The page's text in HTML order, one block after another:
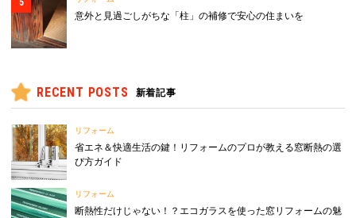
意外と見過ごしがちな「柱」の補修で安心の住まいを
RECENT POSTS 新着記事
リフォーム
省エネ＆快適生活の鍵！リフォームのプロが教える窓断熱の選
び方ガイド
リフォーム
断熱性だけじゃない！？エコガラスを使った窓リフォームの魅